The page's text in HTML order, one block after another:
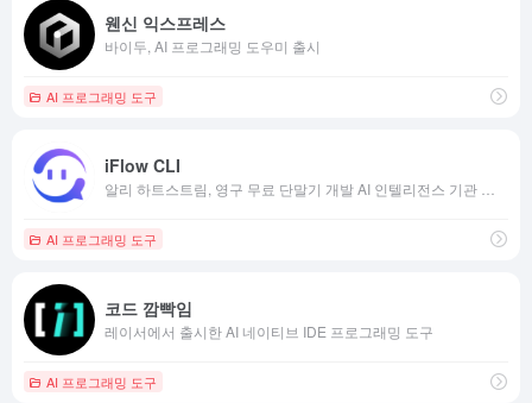
웬신 익스프레스
바이두, AI 프로그래밍 도우미 출시
AI 프로그래밍 도구
iFlow CLI
AI 프로그래밍 도구
코드 깜빡임
레이서에서 출시한 AI 네이티브 IDE 프로그래밍 도구
AI 프로그래밍 도구